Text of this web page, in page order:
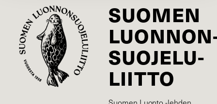
SUOMEN
SUOJELU­
LIITTO